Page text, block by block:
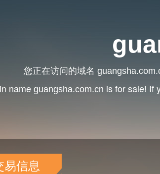
您正在访问的域名
name guangsha.com.cn is for sale! If
易信息